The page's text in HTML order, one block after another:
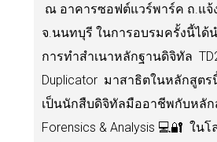
ณ อาคารซอฟต์แวร์พาร์ค ถ.แจ้
จ.นนทบุรี ในการอบรมครั้งนี้ได้
การทำสำเนาหลักฐานดิจิทัล
Duplicator มาสาธิตในหลักสูต
เป็นนักสืบดิจิทัลมืออาชีพกับหลัก
Forensics & Analysis 💻🔐 ใน